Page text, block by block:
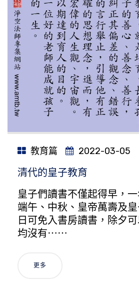
教育篇 2022-03-05
清代的皇子教育
皇子們讀書不僅起得早，
端午、中秋、皇帝萬壽及
日可免入書房讀書，除夕
均沒有⋯⋯
更多